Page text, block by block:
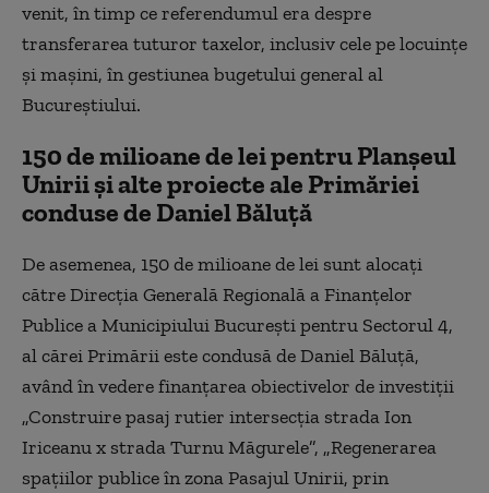
venit, în timp ce referendumul era despre
transferarea tuturor taxelor, inclusiv cele pe locuințe
și mașini, în gestiunea bugetului general al
Bucureștiului.
150 de milioane de lei pentru Planșeul
Uniriiși alte proiecte ale Primăriei
conduse de Daniel Băluță
De asemenea, 150 de milioane de lei sunt alocați
către Direcția Generală Regională a Finanţelor
Publice a Municipiului Bucureşti pentru Sectorul 4,
al cărei Primării este condusă de Daniel Băluță,
având în vedere finanțarea obiectivelor de investiții
„Construire pasaj rutier intersecția strada Ion
Iriceanu x strada Turnu Măgurele”, „Regenerarea
spațiilor publice în zona Pasajul Unirii, prin